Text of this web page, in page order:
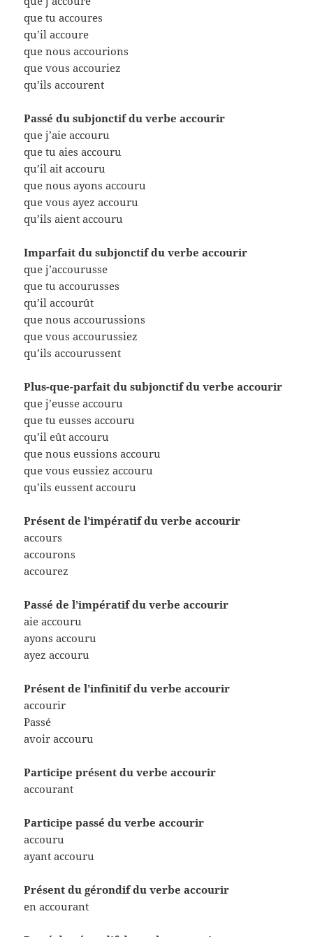
que tu accoures
qu’il accoure
que nous accourions
que vous accouriez
qu’ils accourent
Passé du subjonctif du verbe accourir
que j’aie accouru
que tu aies accouru
qu’il ait accouru
que nous ayons accouru
que vous ayez accouru
qu’ils aient accouru
Imparfait du subjonctif du verbe accourir
que j’accourusse
que tu accourusses
qu’il accourût
que nous accourussions
que vous accourussiez
qu’ils accourussent
Plus-que-parfait du subjonctif du verbe accourir
que j’eusse accouru
que tu eusses accouru
qu’il eût accouru
que nous eussions accouru
que vous eussiez accouru
qu’ils eussent accouru
Présent de l’impératif du verbe accourir
accours
accourons
accourez
Passé de l’impératif du verbe accourir
aie accouru
ayons accouru
ayez accouru
Présent de l’infinitif du verbe accourir
accourir
Passé
avoir accouru
Participe présent du verbe accourir
accourant
Participe passé du verbe accourir
accouru
ayant accouru
Présent du gérondif du verbe accourir
en accourant